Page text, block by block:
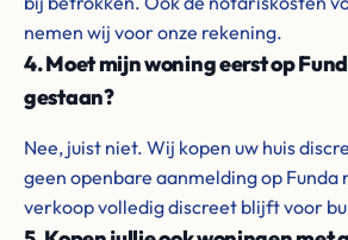
nemen wij voor onze rekening.
4. Moet mijn woning eerst op
gestaan?
Nee, juist niet. Wij kopen uw huis
geen openbare aanmelding op Funda
verkoop volledig discreet blijft voor